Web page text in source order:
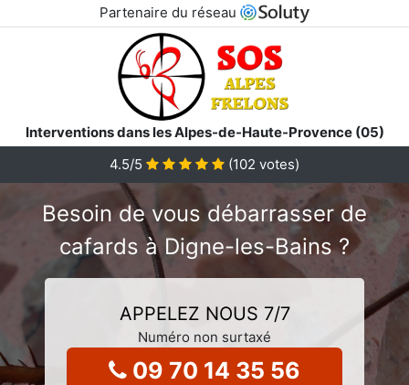
Partenaire du réseau
Interventions dans les Alpes-de-Haute-Provence (05)
4.5/5 (102 votes)
Besoin de vous débarrasser de
cafards à Digne-les-Bains ?
APPELEZ NOUS 7/7
Numéro non surtaxé
09 70 14 35 56